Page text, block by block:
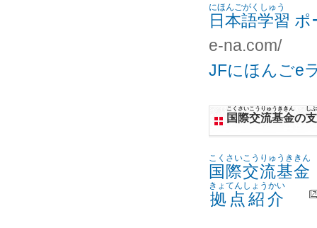
日本語学習
にほんごがくしゅう
ポ
e-na.com/
JFにほんごe
国際交流基金
こくさいこうりゅうききん
の
しぶ
国際交流基金
こくさいこうりゅうききん
拠点紹介
きょてんしょうかい